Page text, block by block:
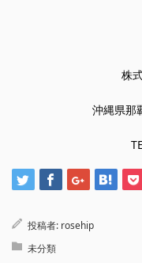
株
沖縄県那
投稿者: rosehip
未分類